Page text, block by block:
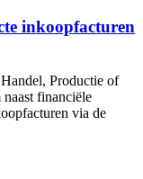
inkoopfacturen
Productie of
financiële
via de